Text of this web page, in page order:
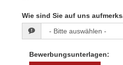
Wie sind Sie auf uns
Bewerbungsunterlagen: